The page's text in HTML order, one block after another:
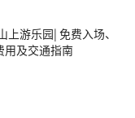
上游乐园| 免费入场、
用及交通指南